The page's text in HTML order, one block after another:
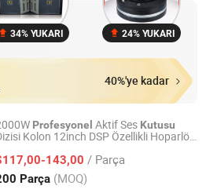
34% YUKARI 24% YUKARI
40%'ye kadar
Profesyonel Aktif Ses Kutusu
Kolon 12inch DSP Özellikli Hoparlör
Parti Hoparlörü Ses
143,00 / Parça
Parça (MOQ)
Co., Ltd.
Fiyat 2018